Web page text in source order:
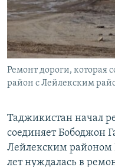
Ремонт дороги, которая
район с Лейлекским
Таджикистан начал
соединяет Бободжон
Лейлекским районом
лет нуждалась в